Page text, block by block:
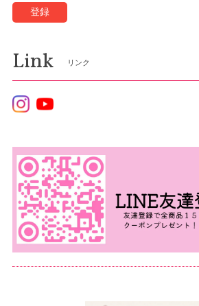
登録
Link リンク